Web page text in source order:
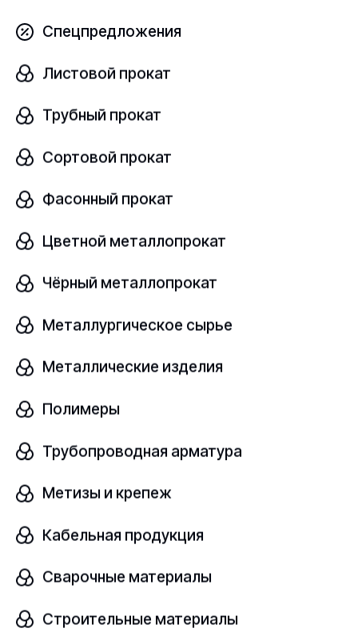
Спецпредложения
Листовой прокат
Трубный прокат
Сортовой прокат
Фасонный прокат
Цветной металлопрокат
Чёрный металлопрокат
Металлургическое сырье
Металлические изделия
Полимеры
Трубопроводная арматура
Метизы и крепеж
Кабельная продукция
Сварочные материалы
Строительные материалы
В наличии
40Х ГОСТ 7062-90
Узнать цену
Диск с отверстием
В наличии
Ст45 ГОСТ 7062-90